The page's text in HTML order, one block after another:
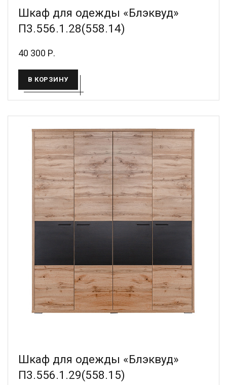
Шкаф для одежды «Блэквуд»
П3.556.1.28(558.14)
40 300 Р.
В КОРЗИНУ
Шкаф для одежды «Блэквуд»
П3.556.1.29(558.15)